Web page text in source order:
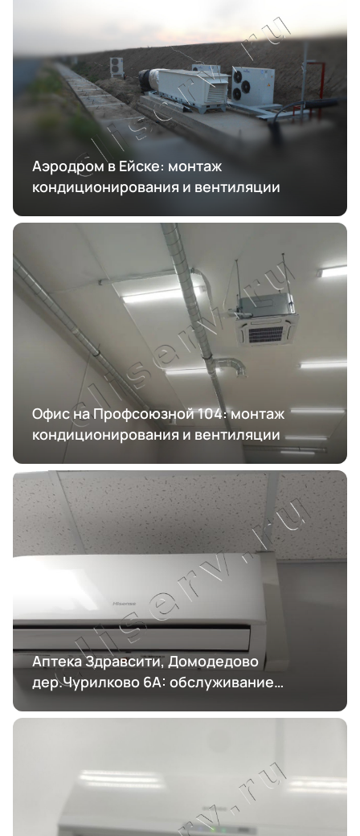
Аэродром в Ейске: монтаж
кондиционирования и вентиляции
Офис на Профсоюзной 104: монтаж
кондиционирования и вентиляции
Аптека Здравсити, Домодедово
дер.Чурилково 6А: обслуживание